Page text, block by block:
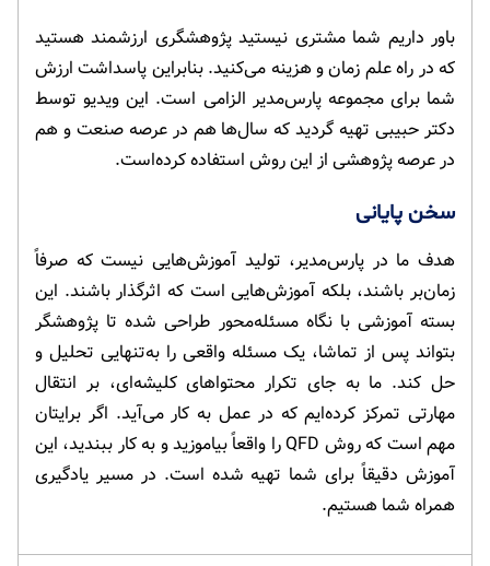
باور داریم شما مشتری نیستید پژوهشگری ارزشمند هستید
که در راه علم زمان و هزینه می‌کنید. بنابراین پاسداشت ارزش
شما برای مجموعه پارس‌مدیر الزامی است. این ویدیو توسط
دکتر حبیبی تهیه گردید که سال‌ها هم در عرصه صنعت و هم
در عرصه پژوهشی از این روش استفاده کرده‌است.
سخن پایانی
هدف ما در پارس‌مدیر، تولید آموزش‌هایی نیست که صرفاً
زمان‌بر باشند، بلکه آموزش‌هایی است که اثرگذار باشند. این
بسته آموزشی با نگاه مسئله‌محور طراحی شده تا پژوهشگر
بتواند پس از تماشا، یک مسئله واقعی را به‌تنهایی تحلیل و
حل کند. ما به جای تکرار محتواهای کلیشه‌ای، بر انتقال
مهارتی تمرکز کرده‌ایم که در عمل به کار می‌آید. اگر برایتان
مهم است که روش QFD را واقعاً بیاموزید و به کار ببندید، این
آموزش دقیقاً برای شما تهیه شده است. در مسیر یادگیری
همراه شما هستیم.